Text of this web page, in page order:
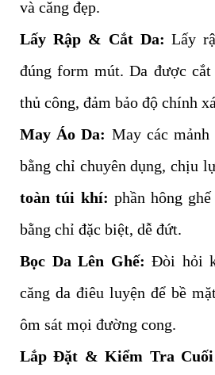
và căng đẹp.
Lấy Rập & Cắt Da: Lấy
đúng form mút. Da được cắt
thủ công, đảm bảo độ chính
May Áo Da: May các
bằng chỉ chuyên dụng, chịu
toàn túi khí: phần hông
bằng chỉ đặc biệt, dễ đứt.
Bọc Da Lên Ghế: Đòi hỏi
căng da điêu luyện để bề
ôm sát mọi đường cong.
Lắp Đặt & Kiểm Tra Cuối